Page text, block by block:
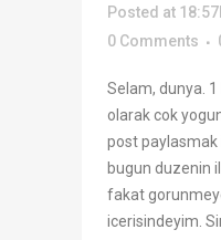
Posted at
0 Comments
Selam, dunya.
olarak cok
post
bugun duzenin
fakat
icerisindeyim.